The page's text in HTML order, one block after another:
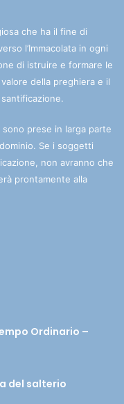
che ha il fine di
l’Immacolata in ogni
di istruire e formare le
della preghiera e il
prese in larga parte
Se i soggetti
non avranno che
prontamente alla
Ordinario –
del salterio